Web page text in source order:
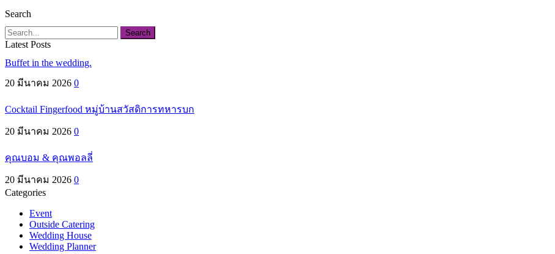
Search
Search
Latest Posts
Buffet in the wedding.
20 มีนาคม 2026 0
Cocktail Fingerfood หมู่บ้านสวัสดิการทหารบก
20 มีนาคม 2026 0
คุณบอม & คุณพอลลี่
20 มีนาคม 2026 0
Categories
Event
Outside Catering
Wedding House
Wedding Planner